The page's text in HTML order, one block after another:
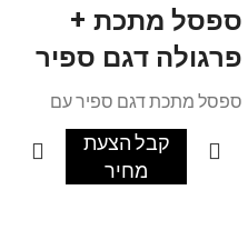
ספסל מתכת +
פרגולה דגם ספיר
ספסל מתכת דגם ספיר עם
פרגולת הצללה ממתכת
קבל הצעת
מחיר